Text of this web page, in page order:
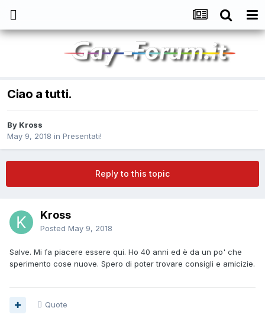
Ciao a tutti.
By Kross
May 9, 2018 in Presentati!
Reply to this topic
Kross
Posted May 9, 2018
Salve. Mi fa piacere essere qui. Ho 40 anni ed è da un po' che
sperimento cose nuove. Spero di poter trovare consigli e amicizie.
Quote